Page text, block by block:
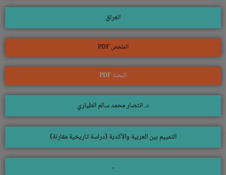
العراق
الملخص PDF
البحث PDF
د. انتصار محمد سالم الطياري
التمييم بين العربية والأكدية (دراسة تاريخية مقارنة)
-